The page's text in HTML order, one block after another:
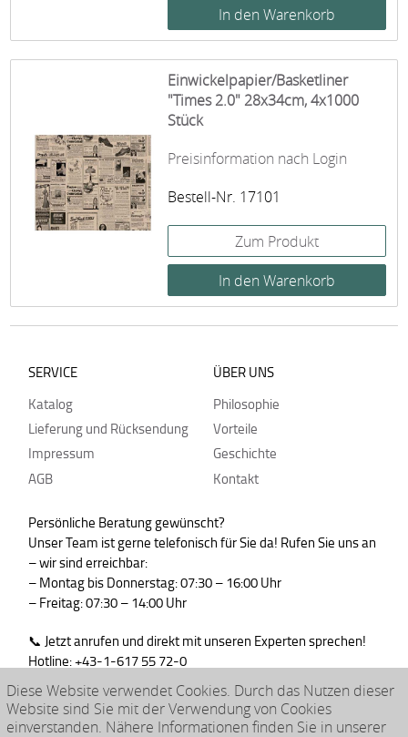
Einwickelpapier/Basketliner
"Times 2.0" 28x34cm, 4x1000
Stück
Preisinformation nach Login
Bestell-Nr. 17101
Zum Produkt
SERVICE
Katalog
Lieferung und Rücksendung
Impressum
AGB
ÜBER UNS
Philosophie
Vorteile
Geschichte
Kontakt
Persönliche Beratung gewünscht?
Unser Team ist gerne telefonisch für Sie da! Rufen Sie uns an
– wir sind erreichbar:
– Montag bis Donnerstag: 07:30 – 16:00 Uhr
– Freitag: 07:30 – 14:00 Uhr
📞 Jetzt anrufen und direkt mit unseren Experten sprechen!
Hotline: +43-1-617 55 72-0
Diese Website verwendet Cookies. Durch das Nutzen dieser
Website sind Sie mit der Verwendung von Cookies
einverstanden. Nähere Informationen finden Sie in unserer